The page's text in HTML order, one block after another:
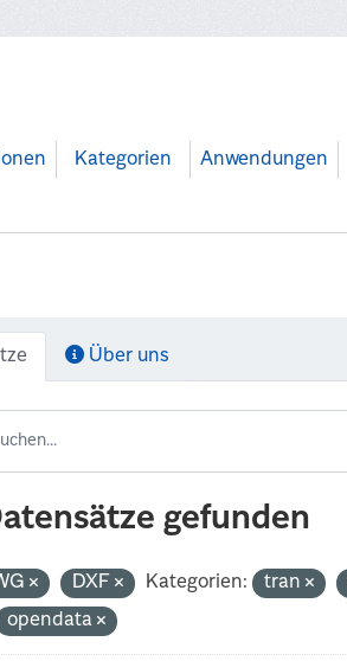
Kategorien Anwendungen
Über uns
gefunden
DXF Kategorien: tran
opendata